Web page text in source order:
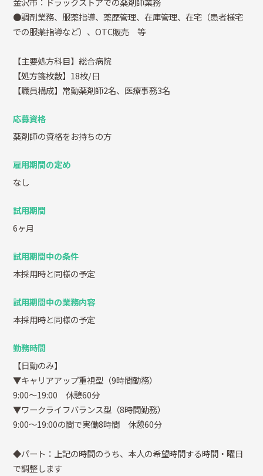
●調剤業務、服薬指導、薬歴管理、在庫管理、在宅（患者様宅
での服薬指導など）、OTC販売 等
【主要処方科目】総合病院
【処方箋枚数】18枚/日
【職員構成】常勤薬剤師2名、医療事務3名
応募資格
薬剤師の資格をお持ちの方
雇用期間の定め
なし
試用期間
6ヶ月
試用期間中の条件
本採用時と同様の予定
試用期間中の業務内容
本採用時と同様の予定
勤務時間
【日勤のみ】
▼キャリアアップ重視型（9時間勤務）
9:00～19:00 休憩60分
▼ワークライフバランス型（8時間勤務）
9:00～19:00の間で実働8時間 休憩60分
◆パート：上記の時間のうち、本人の希望時間する時間・曜日
で調整します